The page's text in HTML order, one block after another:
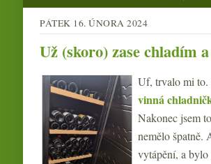
PÁTEK 16. ÚNORA 2024
Už (skoro) zase chladím
Uf, trvalo mi to.
vinná
Nakonec jsem
nemělo špatně.
vytápění, a bylo